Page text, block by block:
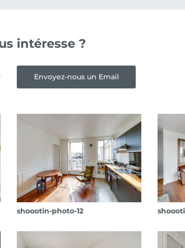
intéresse ?
Envoyez-nous un Email
shoootin-photo-12